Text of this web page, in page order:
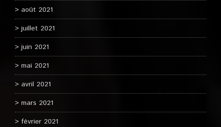
août 2021
juillet 2021
juin 2021
mai 2021
avril 2021
mars 2021
février 2021